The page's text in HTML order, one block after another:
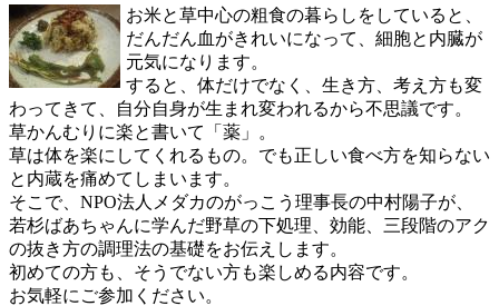
お米と草中心の粗食の暮らしをしていると、
だんだん血がきれいになって、細胞と内臓が
元気になります。
すると、体だけでなく、生き方、考え方も変
わってきて、自分自身が生まれ変われるから不思議です。
草かんむりに楽と書いて「薬」。
草は体を楽にしてくれるもの。でも正しい食べ方を知らない
と内蔵を痛めてしまいます。
そこで、NPO法人メダカのがっこう理事長の中村陽子が、
若杉ばあちゃんに学んだ野草の下処理、効能、三段階のアク
の抜き方の調理法の基礎をお伝えします。
初めての方も、そうでない方も楽しめる内容です。
お気軽にご参加ください。